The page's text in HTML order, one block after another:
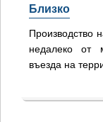
Близко
Производство
недалеко от
въезда на